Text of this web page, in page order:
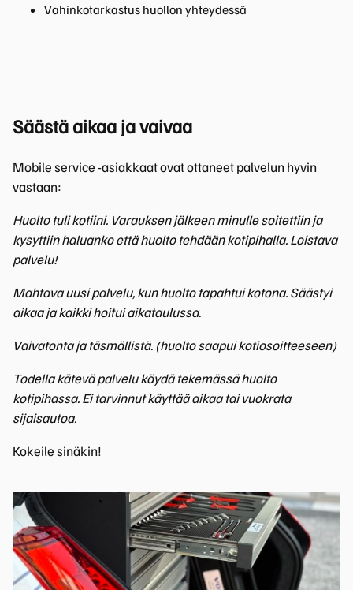
Vahinkotarkastus huollon yhteydessä
Säästä aikaa ja vaivaa
Mobile service -asiakkaat ovat ottaneet palvelun hyvin
vastaan:
Huolto tuli kotiini. Varauksen jälkeen minulle soitettiin ja
kysyttiin haluanko että huolto tehdään kotipihalla. Loistava
palvelu!
Mahtava uusi palvelu, kun huolto tapahtui kotona. Säästyi
aikaa ja kaikki hoitui aikataulussa.
Vaivatonta ja täsmällistä. (huolto saapui kotiosoitteeseen)
Todella kätevä palvelu käydä tekemässä huolto
kotipihassa. Ei tarvinnut käyttää aikaa tai vuokrata
sijaisautoa.
Kokeile sinäkin!